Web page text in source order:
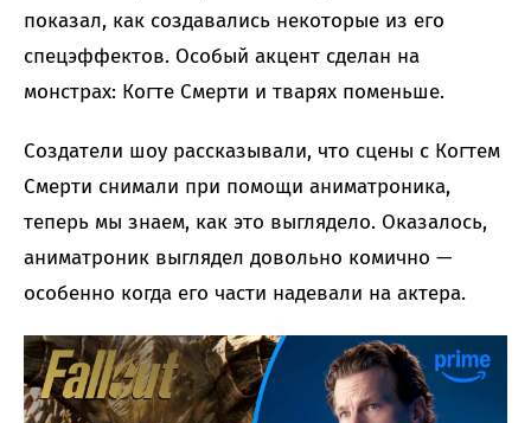
показал, как создавались некоторые из его
спецэффектов. Особый акцент сделан на
монстрах: Когте Смерти и тварях поменьше.
Создатели шоу рассказывали, что сцены с Когтем
Смерти снимали при помощи аниматроника,
теперь мы знаем, как это выглядело. Оказалось,
аниматроник выглядел довольно комично —
особенно когда его части надевали на актера.